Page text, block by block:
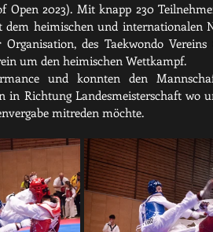
Open 2023). Mit knapp 230
heimischen und internationalen
des Taekwondo Vereins
um den heimischen Wettkampf.
und konnten den
Richtung Landesmeisterschaft wo
mitreden möchte.